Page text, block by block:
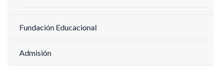
Fundación Educacional
Admisión